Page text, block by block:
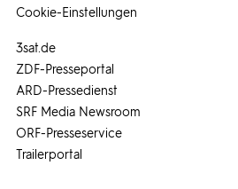
3sat.de
ZDF-Presseportal
ARD-Pressedienst
SRF Media Newsroom
ORF-Presseservice
Trailerportal
Cookie-Einstellungen